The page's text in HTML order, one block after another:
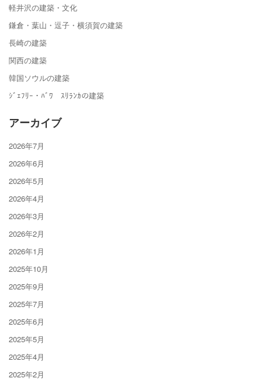
軽井沢の建築・文化
鎌倉・葉山・逗子・横須賀の建築
長崎の建築
関西の建築
韓国ソウルの建築
ｼﾞｪﾌﾘｰ・ﾊﾞﾜ ｽﾘﾗﾝｶの建築
アーカイブ
2026年7月
2026年6月
2026年5月
2026年4月
2026年3月
2026年2月
2026年1月
2025年10月
2025年9月
2025年7月
2025年6月
2025年5月
2025年4月
2025年2月